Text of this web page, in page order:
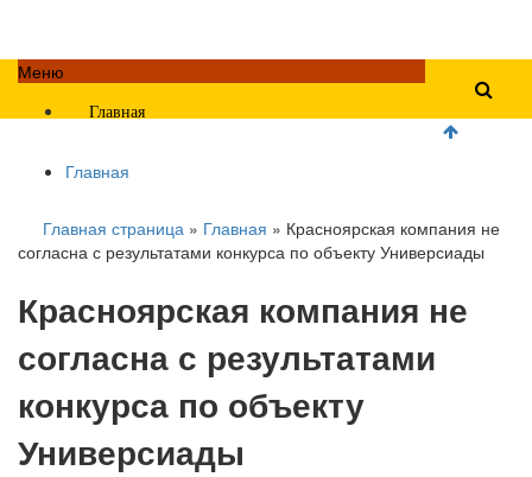
Меню
Главная
Главная
Главная страница » Главная » Красноярская компания не
согласна с результатами конкурса по объекту Универсиады
Красноярская компания не
согласна с результатами
конкурса по объекту
Универсиады